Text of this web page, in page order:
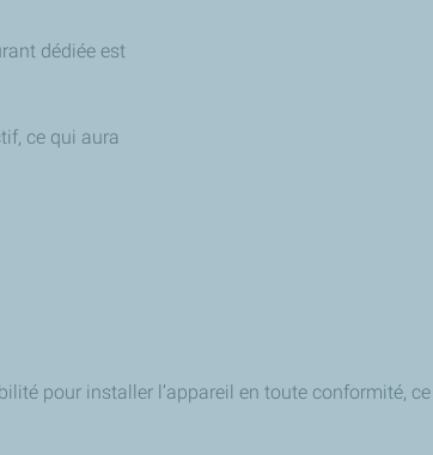
dédiée est
ce qui aura
pour installer l’appareil en toute conformité,